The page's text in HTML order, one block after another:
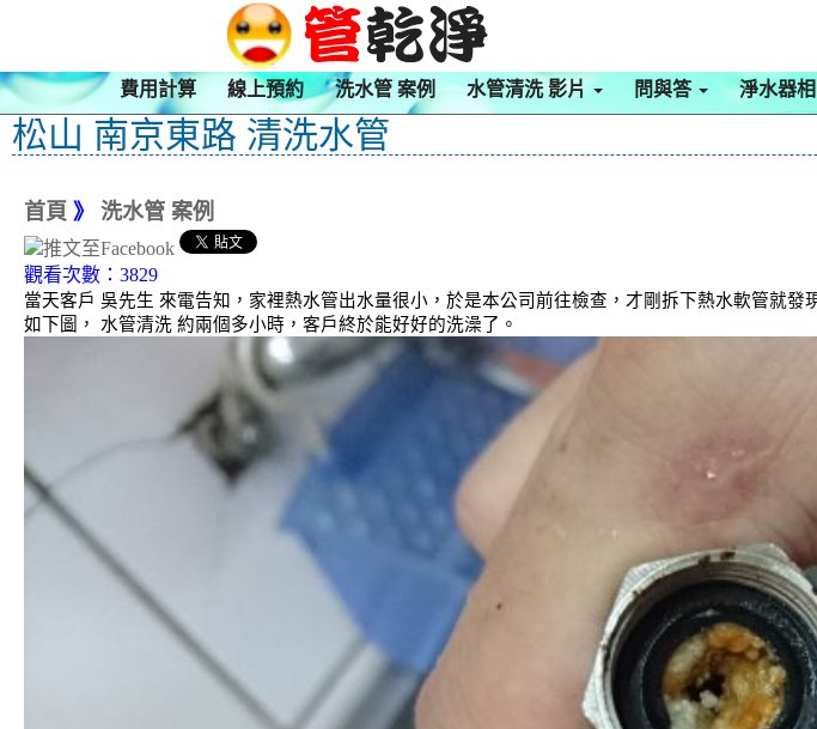
費用計算 線上預約 洗水管 案例 水管清洗 影片 問與答 淨水器
松山 南京東路 清洗水管
首頁 》 洗水管 案例
觀看次數：3829
當天客戶 吳先生 來電告知，家裡熱水管出水量很小，於是本公司前往檢查，才剛拆下熱水軟管就
如下圖， 水管清洗 約兩個多小時，客戶終於能好好的洗澡了。